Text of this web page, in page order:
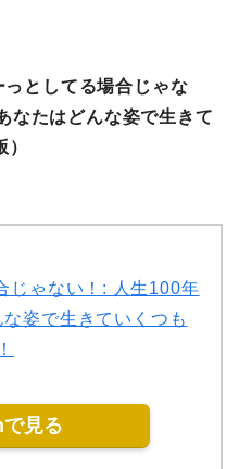
としてる場合じゃな
なたはどんな姿で生きて
じゃない！: 人生100年
姿で生きていくつも
見る